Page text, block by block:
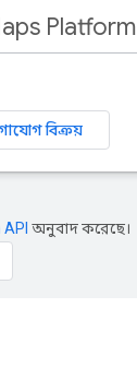
Platform
বিক্রয়
অনুবাদ করেছে।